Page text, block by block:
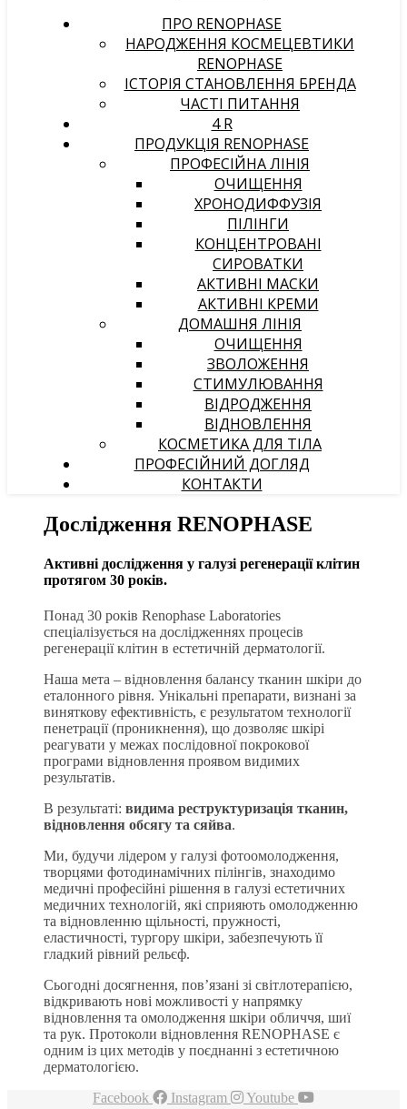
ПРО RENOPHASE
НАРОДЖЕННЯ КОСМЕЦЕВТИКИ
RENOPHASE
ІСТОРІЯ СТАНОВЛЕННЯ БРЕНДА
ЧАСТІ ПИТАННЯ
4 R
ПРОДУКЦІЯ RENOPHASE
ПРОФЕСІЙНА ЛІНІЯ
ОЧИЩЕННЯ
ХРОНОДИФФУЗІЯ
ПІЛІНГИ
КОНЦЕНТРОВАНІ
СИРОВАТКИ
АКТИВНІ МАСКИ
АКТИВНІ КРЕМИ
ДОМАШНЯ ЛІНІЯ
ОЧИЩЕННЯ
ЗВОЛОЖЕННЯ
СТИМУЛЮВАННЯ
ВІДРОДЖЕННЯ
ВІДНОВЛЕННЯ
КОСМЕТИКА ДЛЯ ТІЛА
ПРОФЕСІЙНИЙ ДОГЛЯД
КОНТАКТИ
Дослідження RENOPHASE
Активні дослідження у галузі регенерації клітин
протягом 30 років.
Понад 30 років Renophase Laboratories
спеціалізується на дослідженнях процесів
регенерації клітин в естетичній дерматології.
Наша мета – відновлення балансу тканин шкіри до
еталонного рівня. Унікальні препарати, визнані за
виняткову ефективність, є результатом технології
пенетрації (проникнення), що дозволяє шкірі
реагувати у межах послідовної покрокової
програми відновлення проявом видимих ​​
результатів.
В результаті: видима реструктуризація тканин,
відновлення обсягу та сяйва.
Ми, будучи лідером у галузі фотоомолодження,
творцями фотодинамічних пілінгів, знаходимо
медичні професійні рішення в галузі естетичних
медичних технологій, які сприяють омолодженню
та відновленню щільності, пружності,
еластичності, тургору шкіри, забезпечують її
гладкий рівний рельєф.
Сьогодні досягнення, пов’язані зі світлотерапією,
відкривають нові можливості у напрямку
відновлення та омолодження шкіри обличчя, шиї
та рук. Протоколи відновлення RENOPHASE є
одним із цих методів у поєднанні з естетичною
дерматологією.
Facebook
Instagram
Youtube